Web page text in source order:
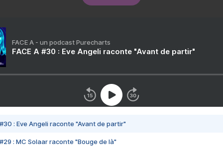
FACE A - un podcast Purecharts
FACE A #30 : Eve Angeli raconte "Avant de partir"
#30 : Eve Angeli raconte "Avant de partir"
#29 : MC Solaar raconte "Bouge de là"